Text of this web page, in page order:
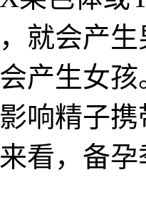
就会产
产生女
响精子
看，备